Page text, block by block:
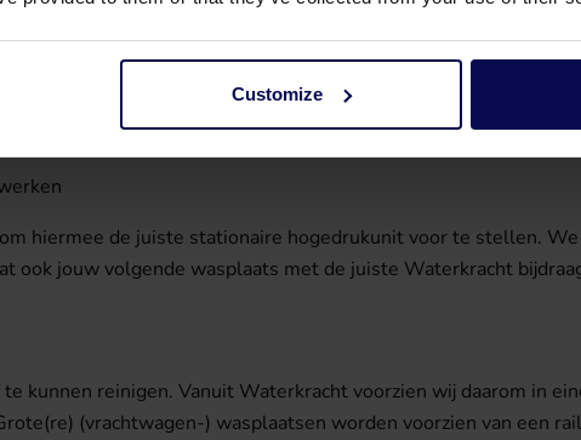
Customize
de juiste unit te kunnen selecteren, is het belangrijk om je te
hiermee de juiste stationaire hogedrukunit voor te stellen.
ook jouw volgende wasplaats met de juiste Waterkracht
kunnen reinigen. Vanuit Waterkracht voorzien wij daarom in
(vrachtwagen-) wasplaatsen worden voorzien van een